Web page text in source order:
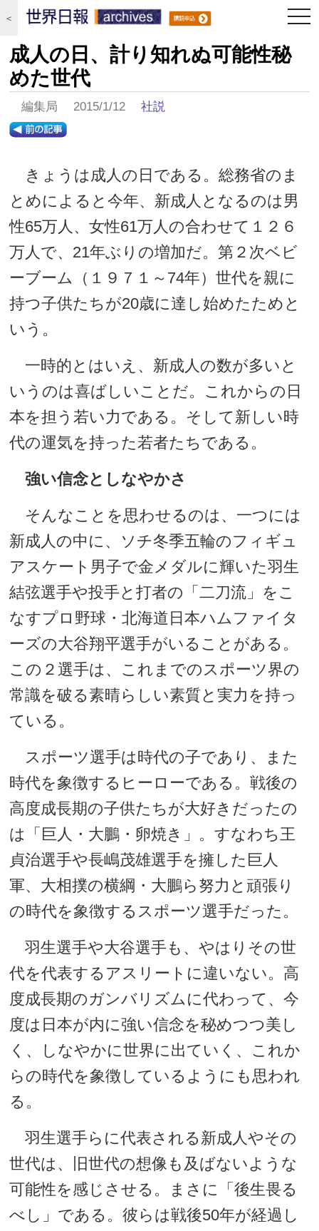
＜
成人の日、計り知れぬ可能性秘
めた世代
編集局 2015/1/12社説
きょうは成人の日である。総務省のま
とめによると今年、新成人となるのは男
性65万人、女性61万人の合わせて１２６
万人で、21年ぶりの増加だ。第２次ベビ
ーブーム（１９７１～74年）世代を親に
持つ子供たちが20歳に達し始めたためと
いう。
一時的とはいえ、新成人の数が多いと
いうのは喜ばしいことだ。これからの日
本を担う若い力である。そして新しい時
代の運気を持った若者たちである。
強い信念としなやかさ
そんなことを思わせるのは、一つには
新成人の中に、ソチ冬季五輪のフィギュ
アスケート男子で金メダルに輝いた羽生
結弦選手や投手と打者の「二刀流」をこ
なすプロ野球・北海道日本ハムファイタ
ーズの大谷翔平選手がいることがある。
この２選手は、これまでのスポーツ界の
常識を破る素晴らしい素質と実力を持っ
ている。
スポーツ選手は時代の子であり、また
時代を象徴するヒーローである。戦後の
高度成長期の子供たちが大好きだったの
は「巨人・大鵬・卵焼き」。すなわち王
貞治選手や長嶋茂雄選手を擁した巨人
軍、大相撲の横綱・大鵬ら努力と頑張り
の時代を象徴するスポーツ選手だった。
羽生選手や大谷選手も、やはりその世
代を代表するアスリートに違いない。高
度成長期のガンバリズムに代わって、今
度は日本が内に強い信念を秘めつつ美し
く、しなやかに世界に出ていく、これか
らの時代を象徴しているようにも思われ
る。
羽生選手らに代表される新成人やその
世代は、旧世代の想像も及ばないような
可能性を感じさせる。まさに「後生畏る
べし」である。彼らは戦後50年が経過し